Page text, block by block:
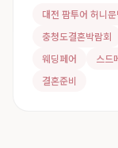
대전 팜투어 허니
충청도결혼박람회
웨딩페어
스드
결혼준비